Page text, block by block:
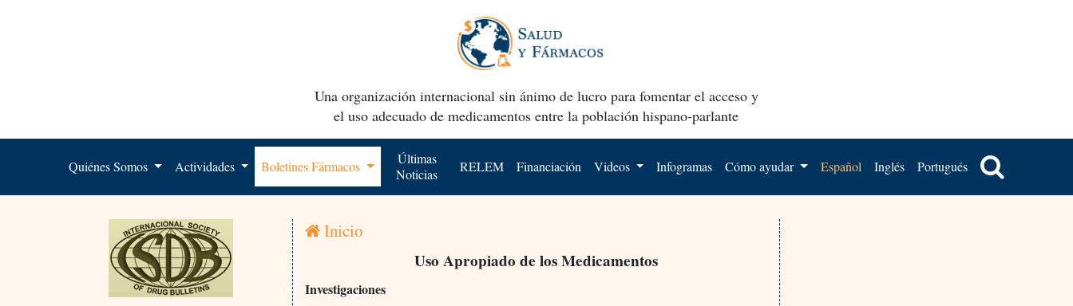
Una organización internacional sin ánimo de lucro para fomentar el acceso y
el uso adecuado de medicamentos entre la población hispano-parlante
Quiénes Somos Actividades Boletines Fármacos
Últimas
Noticias
RELEM Financiación Videos Infogramas Cómo ayudar Español Inglés Portugués
Inicio
Uso Apropiado de los Medicamentos
Investigaciones